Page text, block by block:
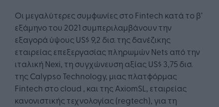
Οι μεγαλύτερες συμφωνίες στο Fintech κατά το β’
εξάμηνο του 2021 συμπεριλαμβάνουν την
εξαγορά ύψους US$ 9,2 δισ. της δανέζικης
εταιρείας επεξεργασίας πληρωμών Nets από την
ιταλική Nexi, τη συγχώνευση αξίας US$ 3,75 δισ.
της Calypso Technology, μιας πλατφόρμας
Fintech στο cloud , και της AxiomSL, εταιρείας
κανονιστικής τεχνολογίας (regtech), για τη